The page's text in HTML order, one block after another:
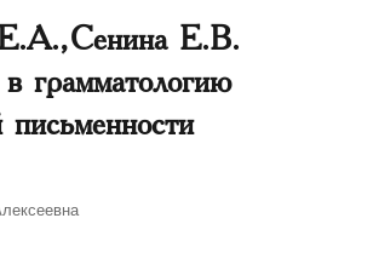
Сенина Е.В.
грамматологию
письменности